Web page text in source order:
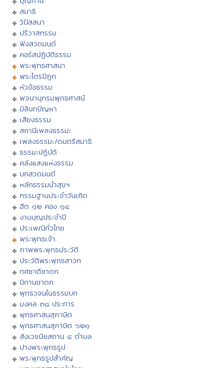
สมาธิ
วิปัสสนา
ปริวาสกรรม
ฟังสวดมนต์
คอร์สปฏิบัติธรรม
พระพุทธศาสนา
พระไตรปิฏก
หัวข้อธรรม
พจนานุกรมพุทธศาสน์
มิลินทปัญหา
เสียงธรรม
สถานีเพลงธรรมะ
เพลงธรรมะ/ดนตรีสมาธิ
ธรรมะปฏิบัติ
คลังแสงแห่งธรรม
บทสวดมนต์
หลักธรรมนำสุขฯ
กรรมฐานประจำวันเกิด
ฮีต ๑๒ คอง ๑๔
งานบุญประจำปี
ประเพณีทั่วไทย
พระพุทธเจ้า
ภาพพระพุทธประวัติ
ประวัติพระพุทธสาวก
ทศชาติชาดก
นิทานชาดก
พุทธวจนในธรรมบท
มงคล ๓๘ ประการ
พุทธศาสนสุภาษิต
พุทธศาสนสุภาษิต ๖๒๑
สังเวชนียสถาน ๔ ตำบล
ปางพระพุทธรูป
พระพุทธรูปสำคัญ